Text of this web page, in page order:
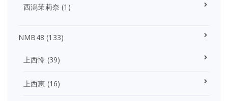
西潟茉莉奈 (1)
NMB48 (133)
上西怜 (39)
上西恵 (16)